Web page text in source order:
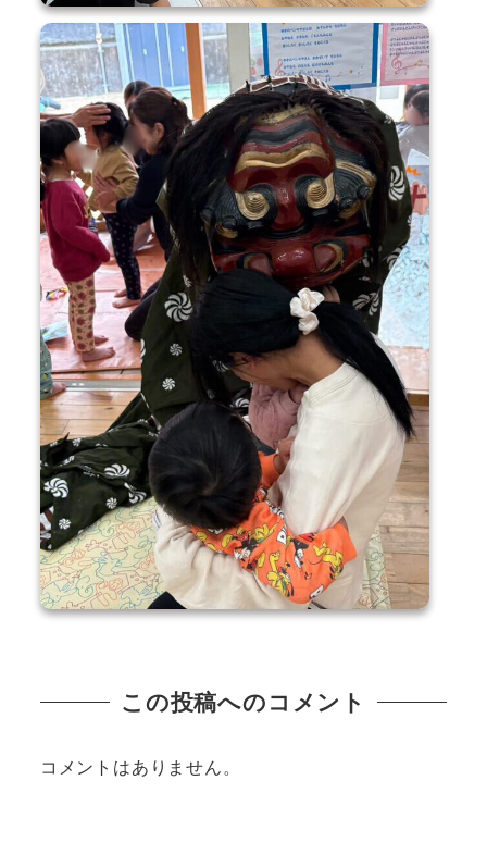
この投稿へのコメント
コメントはありません。